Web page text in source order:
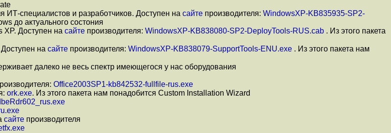
ИТ-специалистов и разработчиков. Доступен на сайте производителя: WindowsXP-KB835935-SP2-
до актуального состония
XP. Доступен на сайте производителя: WindowsXP-KB838080-SP2-DeployTools-RUS.cab . Из этого пакета
на сайте производителя: WindowsXP-KB838079-SupportTools-ENU.exe . Из этого пакета нам
далеко не весь спектр имеющегося у нас оборудования
Office2003SP1-kb842532-fullfile-rus.exe
ork.exe. Из этого пакета нам понадобится Custom Installation Wizard
сайте производителя